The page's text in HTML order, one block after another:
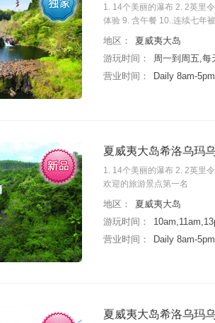
1. 14个美丽的瀑布 2. 2英里
体验 9. 含午餐 10..连续七年
地区：
夏威夷大岛
游玩时间：
周一到周五,每
营业时间：
Daily 8am-5pm
夏威夷大岛希洛乌玛
1. 14个美丽的瀑布 2. 2英里
欢迎的旅游景点第一名
地区：
夏威夷大岛
游玩时间：
营业时间：
Daily 8am-5pm
夏威夷大岛希洛乌玛